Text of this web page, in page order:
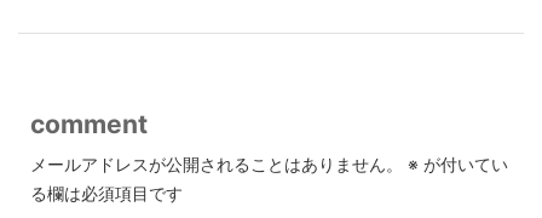
comment
メールアドレスが公開されることはありません。 ※ が付いてい
る欄は必須項目です